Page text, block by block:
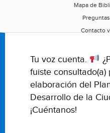
Mapa de
Contacto
Califica
Tu voz cuenta.
fuiste consultado(a)
elaboración del
Desarrollo de la
¡Cuéntanos!